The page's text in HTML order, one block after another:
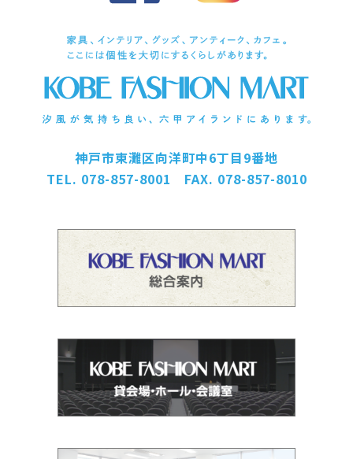
神戸市東灘区向洋町中6丁目9番地
TEL. 078-857-8001 FAX. 078-857-8010